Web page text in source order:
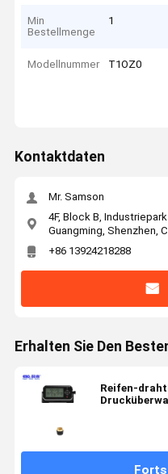
Min
Bestellmenge
1
Modellnummer T1OZ0
Kontaktdaten
Mr. Samson
4F, Block B,
Guangming, Shenzhen,
+86 13924218288
Erhalten Sie Den
Reifen-